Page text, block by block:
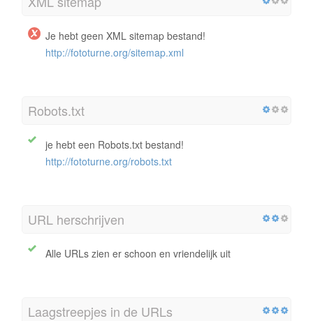
Je hebt geen XML sitemap bestand!
http://fototurne.org/sitemap.xml
Robots.txt
je hebt een Robots.txt bestand!
http://fototurne.org/robots.txt
URL herschrijven
Alle URLs zien er schoon en vriendelijk uit
Laagstreepjes in de URLs